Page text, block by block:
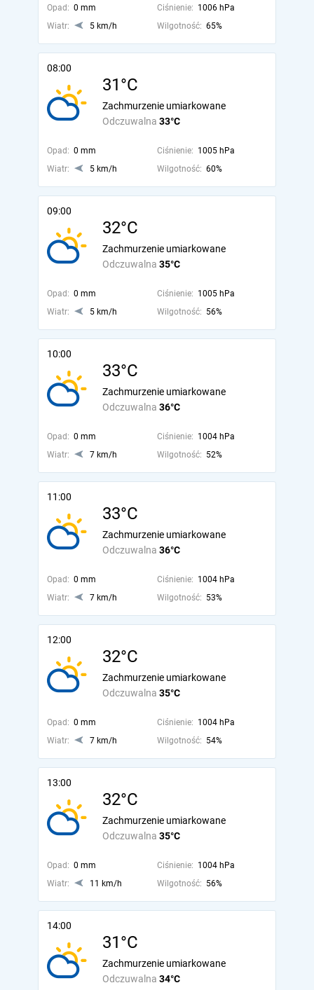
Opad: 0 mm Ciśnienie: 1006 hPa
Wiatr:
5 km/h Wilgotność: 65%
08:00
31°C
Odczuwalna 33°C
Zachmurzenie umiarkowane
Opad: 0 mm Ciśnienie: 1005 hPa
Wiatr:
5 km/h Wilgotność: 60%
09:00
32°C
Odczuwalna 35°C
Zachmurzenie umiarkowane
Opad: 0 mm Ciśnienie: 1005 hPa
Wiatr:
5 km/h Wilgotność: 56%
10:00
33°C
Odczuwalna 36°C
Zachmurzenie umiarkowane
Opad: 0 mm Ciśnienie: 1004 hPa
Wiatr:
7 km/h Wilgotność: 52%
11:00
33°C
Odczuwalna 36°C
Zachmurzenie umiarkowane
Opad: 0 mm Ciśnienie: 1004 hPa
Wiatr:
7 km/h Wilgotność: 53%
12:00
32°C
Odczuwalna 35°C
Zachmurzenie umiarkowane
Opad: 0 mm Ciśnienie: 1004 hPa
Wiatr:
7 km/h Wilgotność: 54%
13:00
32°C
Odczuwalna 35°C
Zachmurzenie umiarkowane
Opad: 0 mm Ciśnienie: 1004 hPa
Wiatr:
11 km/h Wilgotność: 56%
14:00
31°C
Odczuwalna 34°C
Zachmurzenie umiarkowane